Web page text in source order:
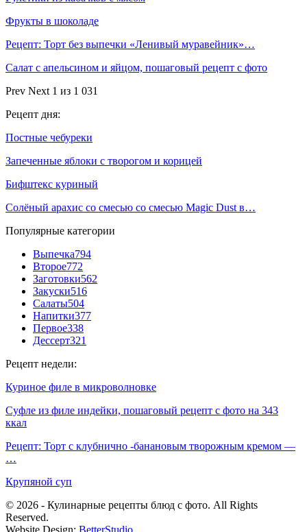
Фрукты в шоколаде
Рецепт: Торт без выпечки «Ленивый муравейник»…
Салат с апельсином и яйцом, пошаговый рецепт с фото
Prev Next 1 из 1 031
Рецепт дня:
Постные чебуреки
Запеченные яблоки с творогом и корицей
Бифштекс куриный
Солёный арахис со смесью со смесью Magic Dust в…
Популярные категории
Выпечка794
Второе772
Заготовки562
Закуски516
Салаты504
Напитки377
Первое338
Дессерт321
Рецепт недели:
Куриное филе в микроволновке
Суфле из филе индейки, пошаговый рецепт с фото на 343
ккал
Рецепт: Торт с клубнично -банановым творожным кремом —
…
Крупяной суп
© 2026 - Кулинарные рецепты блюд с фото. All Rights
Reserved.
Website Design: BetterStudio